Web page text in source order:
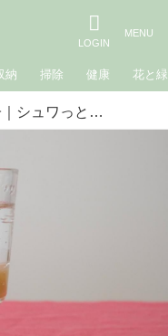
納 掃除 健康 花と緑
はなのお菓子｜シュワっとぶどうゼリー